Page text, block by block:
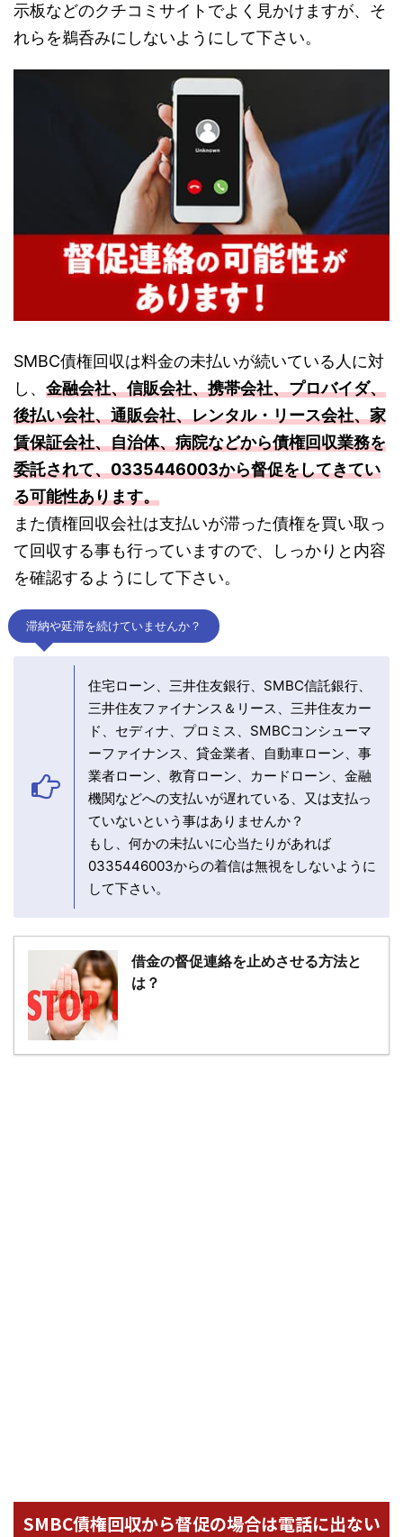
示板などのクチコミサイトでよく見かけますが、そ
れらを鵜呑みにしないようにして下さい。
SMBC債権回収は料金の未払いが続いている人に対
し、 金融会社、信販会社、携帯会社、プロバイダ、
後払い会社、通販会社、レンタル・リース会社、家
賃保証会社、自治体、病院などから債権回収業務を
委託されて、0335446003から督促をしてきてい
る可能性あります。
また債権回収会社は支払いが滞った債権を買い取っ
て回収する事も行っていますので、しっかりと内容
を確認するようにして下さい。
滞納や延滞を続けていませんか？
住宅ローン、三井住友銀行、SMBC信託銀行、
三井住友ファイナンス＆リース、三井住友カー
ド、セディナ、プロミス、SMBCコンシューマ
ーファイナンス、貸金業者、自動車ローン、事
業者ローン、教育ローン、カードローン、金融
機関などへの支払いが遅れている、又は支払っ
ていないという事はありませんか？
もし、何かの未払いに心当たりがあれば
0335446003からの着信は無視をしないように
して下さい。
借金の督促連絡を止めさせる方法と
は？
SMBC債権回収から督促の場合は電話に出ない